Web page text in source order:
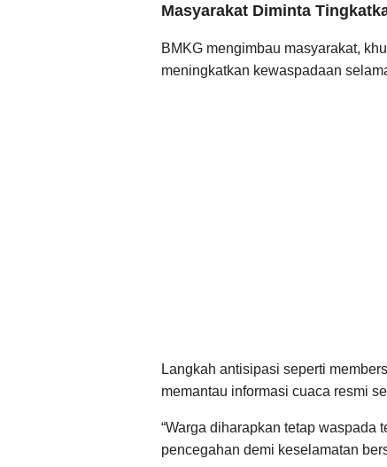
Masyarakat Diminta
BMKG mengimbau masyarakat,
meningkatkan kewaspadaan
Langkah antisipasi seperti
memantau informasi cuaca resmi
“Warga diharapkan tetap waspada
pencegahan demi keselamatan